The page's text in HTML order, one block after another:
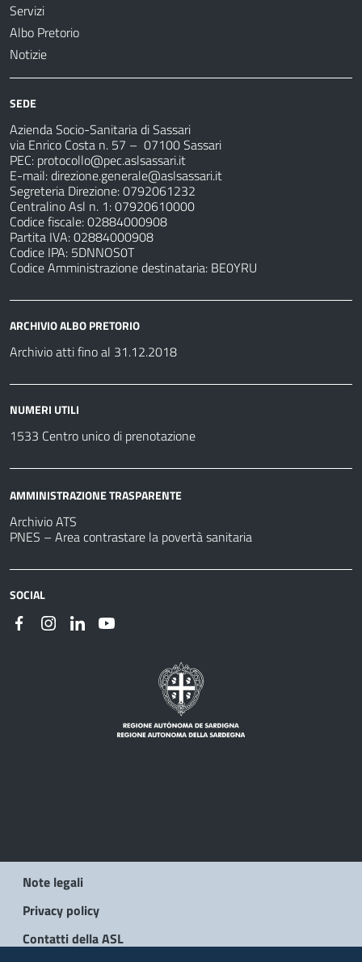
Servizi
Albo Pretorio
Notizie
SEDE
Azienda Socio-Sanitaria di Sassari
via Enrico Costa n. 57 – 07100 Sassari
PEC: protocollo@pec.aslsassari.it
E-mail:direzione.generale@aslsassari.it
Segreteria Direzione: 0792061232
Centralino Asl n. 1: 07920610000
Codice fiscale: 02884000908
Partita IVA: 02884000908
Codice IPA: 5DNNOS0T
Codice Amministrazione destinataria: BE0YRU
ARCHIVIO ALBO PRETORIO
Archivio atti fino al 31.12.2018
NUMERI UTILI
1533 Centro unico di prenotazione
AMMINISTRAZIONE TRASPARENTE
Archivio ATS
PNES – Area contrastare la povertà sanitaria
SOCIAL
Note legali
Privacy policy
Contatti della ASL